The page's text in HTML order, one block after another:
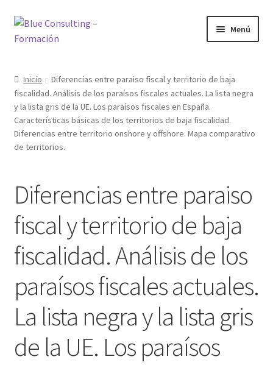
Ir
a
Ir
al
Menú
Bienvenido al área de formación
Blog
Inicio
Mi cuenta
Mis cursos
Pago
Sample Page
Shop
Inicio
Diferencias entre paraiso fiscal y territorio de baja
fiscalidad. Análisis de los paraísos fiscales actuales. La lista negra
y la lista gris de la UE. Los paraísos fiscales en España.
Características básicas de los territorios de baja fiscalidad.
Diferencias entre territorio onshore y offshore. Mapa comparativo
de territorios.
Diferencias entre paraiso
fiscal y territorio de baja
fiscalidad. Análisis de los
paraísos fiscales actuales.
La lista negra y la lista gris
de la UE. Los paraísos